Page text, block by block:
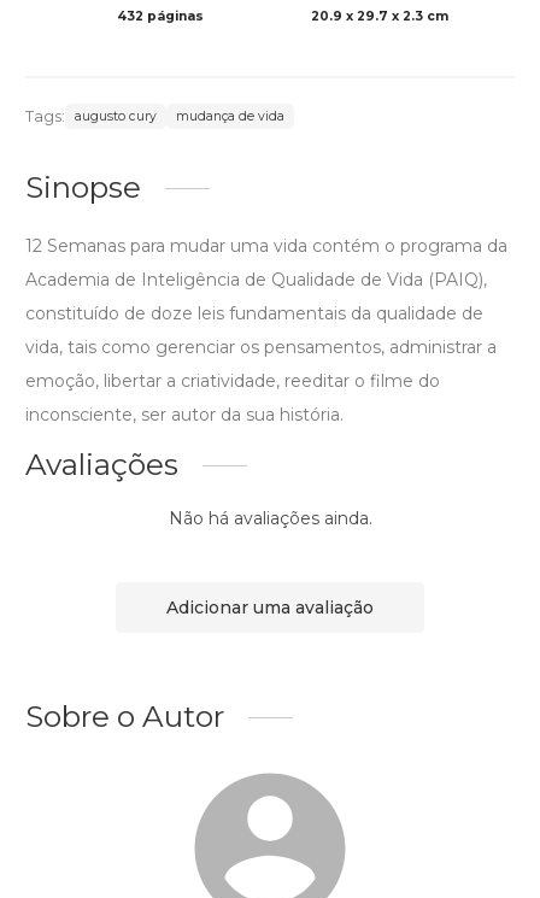
432 páginas 20.9 x 29.7 x 2.3 cm
Tags: augusto cury mudança de vida
Sinopse
12 Semanas para mudar uma vida contém o programa da
Academia de Inteligência de Qualidade de Vida (PAIQ),
constituído de doze leis fundamentais da qualidade de
vida, tais como gerenciar os pensamentos, administrar a
emoção, libertar a criatividade, reeditar o filme do
inconsciente, ser autor da sua história.
Avaliações
Não há avaliações ainda.
Adicionar uma avaliação
Sobre o Autor